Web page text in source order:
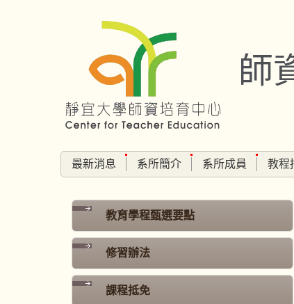
師
最新消息 系所簡介 系所成員 教程
教育學程甄選要點
修習辦法
課程抵免